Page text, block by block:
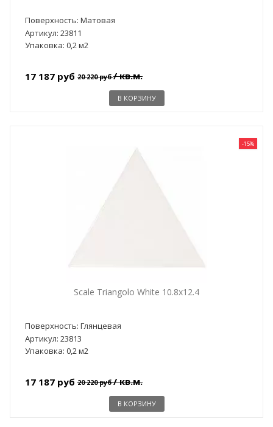
Поверхность: Матовая
Артикул: 23811
Упаковка: 0,2 м2
17 187 руб 20 220 руб/ кв.м.
В КОРЗИНУ
-15%
Scale Triangolo White 10.8x12.4
Поверхность: Глянцевая
Артикул: 23813
Упаковка: 0,2 м2
17 187 руб 20 220 руб/ кв.м.
В КОРЗИНУ